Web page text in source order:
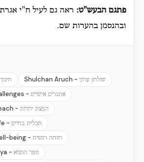
פתגם הבעש"ט: ראה גם לעיל ח"י
ובהנסמן בהערות שם.
חינוך Shulchan Aruch - שולחן ערוך
- אתגרים אישיים
- הפצת יהדות
- תכלית בחיים
being - רווחה רגשית
- ספר התניא